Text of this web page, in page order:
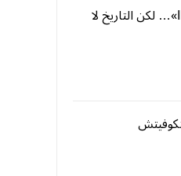
الفرنسية لم تعد «IN»… لكن التاريخ لا